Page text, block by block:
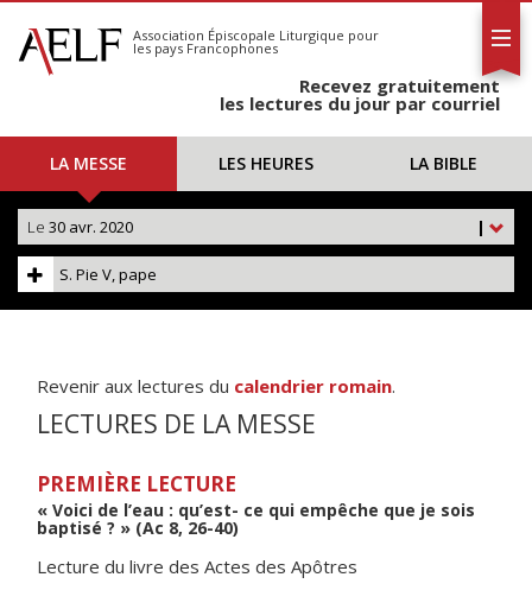
S'abonner
Calendrier
Association Épiscopale Liturgique pour
les pays Francophones
Recevez gratuitement
les lectures du jour par courriel
LA MESSE LES HEURES LA BIBLE
|
Le 30 avr. 2020
S. Pie V, pape
Revenir aux lectures du calendrier romain.
LECTURES DE LA MESSE
PREMIÈRE LECTURE
« Voici de l’eau : qu’est- ce qui empêche que je sois
baptisé ? » (Ac 8, 26-40)
Lecture du livre des Actes des Apôtres